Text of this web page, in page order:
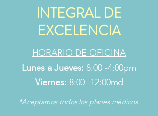
INTEGRAL DE
EXCELENCIA
HORARIO DE OFICINA
Lunes a Jueves: 8:00 -4:00pm
Viernes: 8:00 -12:00md
*Aceptamos todos los planes médicos.